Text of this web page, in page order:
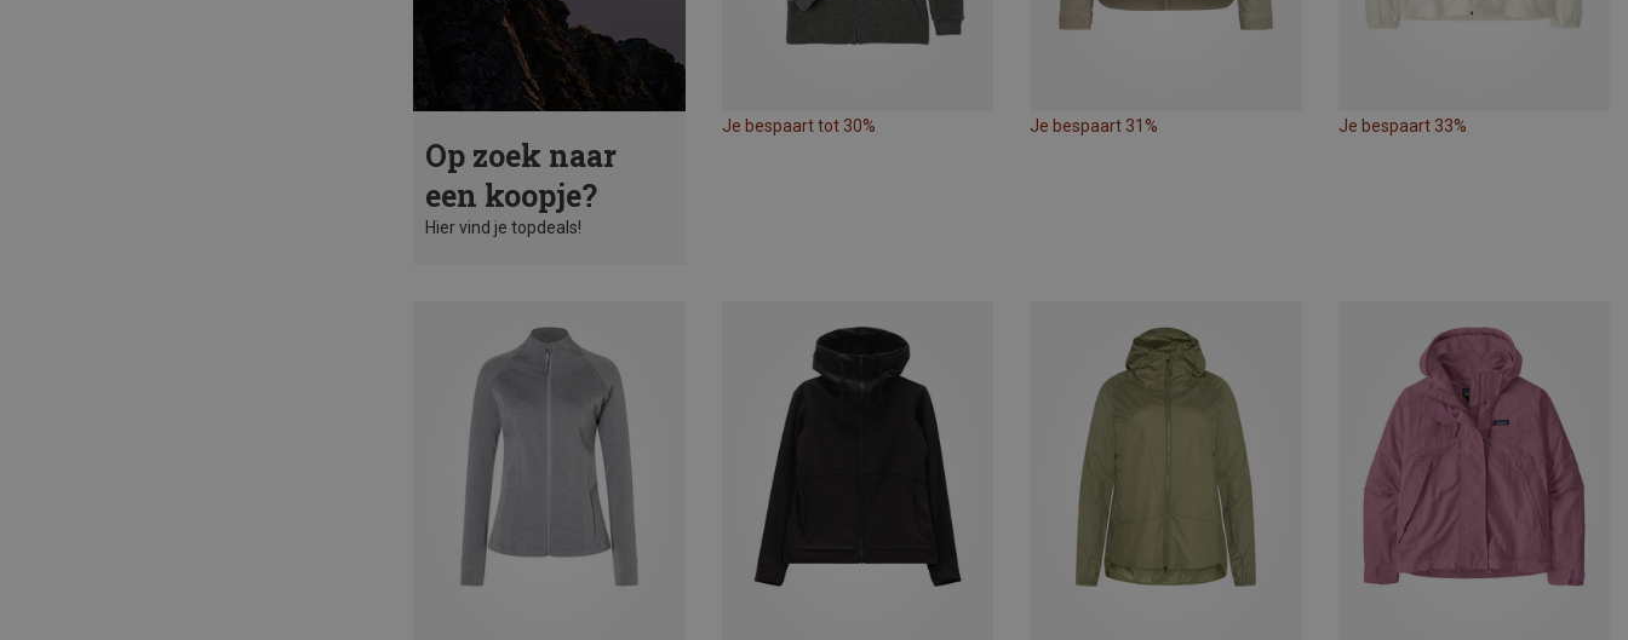
Op zoek naar
een koopje?
Hier vind je topdeals!
Je bespaart tot 30% Je bespaart 31% Je bespaart 33%